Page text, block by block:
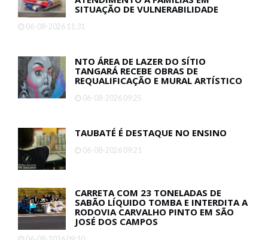
NTO ÁREA DE LAZER DO SÍTIO
06-08-2026 09:25
TAUBATÉ É DESTAQUE NO ENSINO
JOSÉ DOS CAMPOS
06-08-2026 09:10